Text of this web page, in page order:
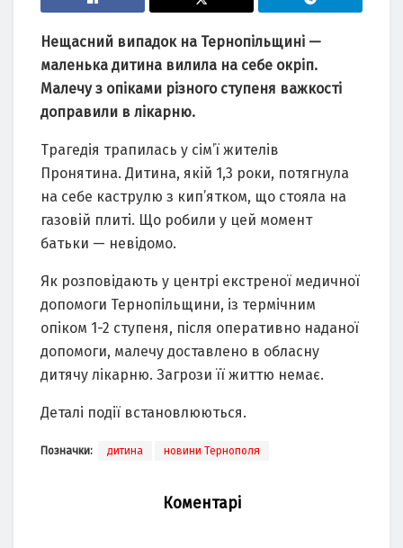
Нещасний випадок на Тернопільщині —
маленька дитина вилила на себе окріп.
Малечу з опіками різного ступеня важкості
доправили в лікарню.
Трагедія трапилась у сім’ї жителів
Пронятина. Дитина, якій 1,3 роки, потягнула
на себе каструлю з кип’ятком, що стояла на
газовій плиті. Що робили у цей момент
батьки — невідомо.
Як розповідають у центрі екстреної медичної
допомоги Тернопільщини, із термічним
опіком 1-2 ступеня, після оперативно наданої
допомоги, малечу доставлено в обласну
дитячу лікарню. Загрози її життю немає.
Деталі події встановлюються.
Позначки: дитина новини Тернополя
Коментарі